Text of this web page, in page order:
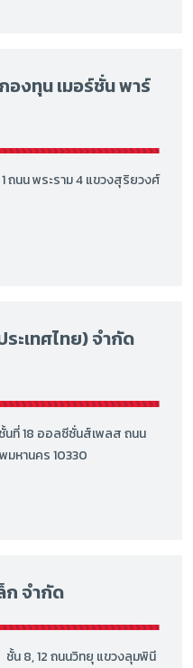
งทุน เมอร์ชั่น พาร์
ถนน พระราม 4 แขวงสุริยวงศ์
ะเทศไทย) จำกัด
นที่ 18 ออลซีซั่นส์เพลส ถนน
มหานคร 10330
ก จำกัด
น 8, 12 ถนนวิทยุ แขวงลุมพินี